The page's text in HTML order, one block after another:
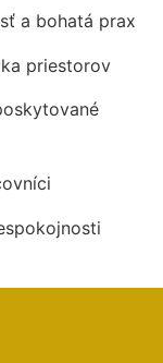
a bohatá prax
priestorov